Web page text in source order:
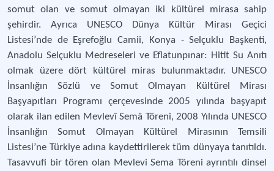
somut olan ve somut olmayan iki kültürel mirasa sahip
şehirdir. Ayrıca UNESCO Dünya Kültür Mirası Geçici
Listesi’nde de Eşrefoğlu Camii, Konya - Selçuklu Başkenti,
Anadolu Selçuklu Medreseleri ve Eflatunpınar: Hitit Su Anıtı
olmak üzere dört kültürel miras bulunmaktadır. UNESCO
İnsanlığın Sözlü ve Somut Olmayan Kültürel Mirası
Başyapıtları Programı çerçevesinde 2005 yılında başyapıt
olarak ilan edilen Mevlevî Semâ Töreni, 2008 Yılında UNESCO
İnsanlığın Somut Olmayan Kültürel Mirasının Temsili
Listesi’ne Türkiye adına kaydettirilerek tüm dünyaya tanıtıldı.
Tasavvufi bir tören olan Mevlevi Sema Töreni ayrıntılı dinsel